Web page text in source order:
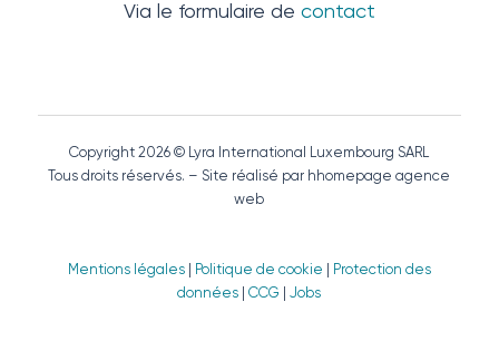
Via le formulaire de contact
Copyright 2026 © Lyra International Luxembourg SARL
Tous droits réservés. – Site réalisé par hhomepage agence
web
Mentions légales| Politique de cookie
Protection des
données |CCG |Jobs